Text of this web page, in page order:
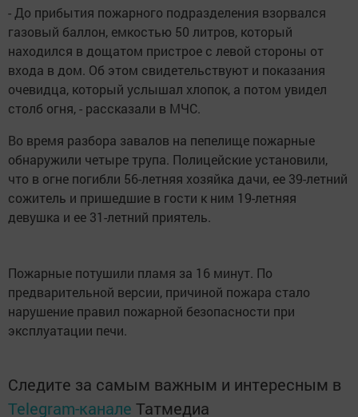
- До прибытия пожарного подразделения взорвался
газовый баллон, емкостью 50 литров, который
находился в дощатом пристрое с левой стороны от
входа в дом. Об этом свидетельствуют и показания
очевидца, который услышал хлопок, а потом увидел
столб огня, - рассказали в МЧС.
Во время разбора завалов на пепелище пожарные
обнаружили четыре трупа. Полицейские установили,
что в огне погибли 56-летняя хозяйка дачи, ее 39-летний
сожитель и пришедшие в гости к ним 19-летняя
девушка и ее 31-летний приятель.
Пожарные потушили пламя за 16 минут. По
предварительной версии, причиной пожара стало
нарушение правил пожарной безопасности при
эксплуатации печи.
Следите за самым важным и интересным в
Telegram-канале Татмедиа